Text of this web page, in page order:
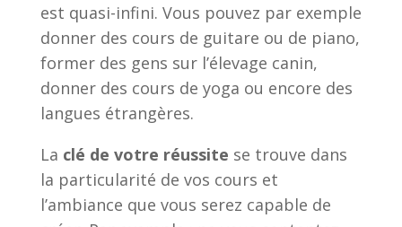
est quasi-infini. Vous pouvez par exemple
donner des cours de guitare ou de piano,
former des gens sur l’élevage canin,
donner des cours de yoga ou encore des
langues étrangères.
La clé de votre réussite se trouve dans
la particularité de vos cours et
l’ambiance que vous serez capable de